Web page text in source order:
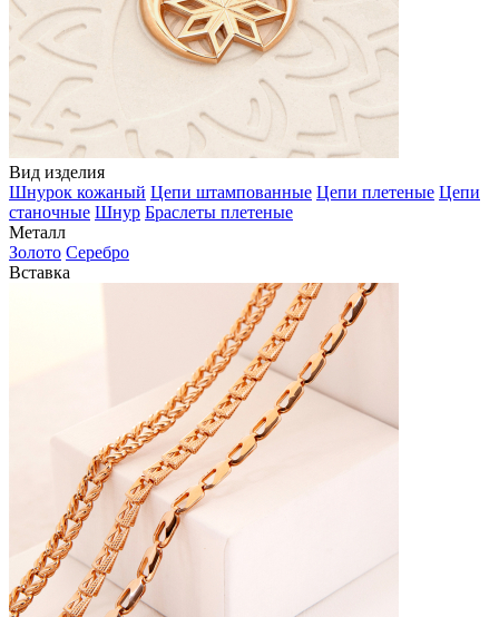
Вид изделия
Шнурок кожаный Цепи штампованные Цепи плетеные Цепи
станочные Шнур Браслеты плетеные
Металл
Золото Серебро
Вставка